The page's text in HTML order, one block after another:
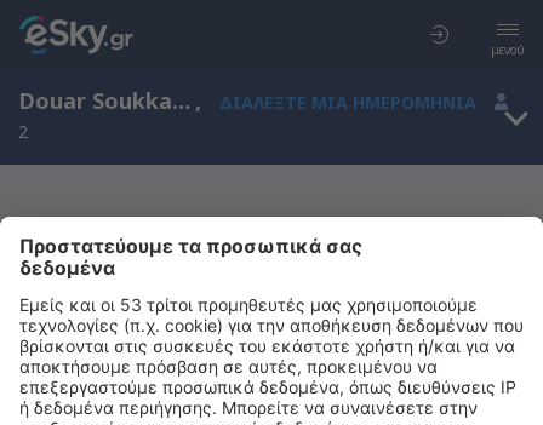
μενού
Douar Soukkane, Marrakech-Tensift-Al Haouz, Μαρόκο ,
ΔΙΑΛΈΞΤΕ ΜΙΑ ΗΜΕΡΟΜΗΝΊΑ
2
Μας συγχωρείτε, δεν υπάρχουν
αποτελέσματα για την αναζήτησή σας
Προσπαθήστε να κάνετε αναζήτηση με διαφορετικά κριτήρια